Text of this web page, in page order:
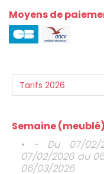
Moyens de
Semaine (meublé)
• - Du 07/02/
07/02/2026 au
06/03/2026